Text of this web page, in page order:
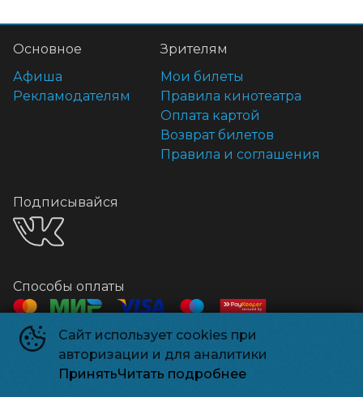
Сайт использует cookies при
авторизации и для аналитики
ПринятьЧитать подробнее
Основное
Афиша
Рекламодателям
Зрителям
Мои билеты
Правила кинотеатра
Оплата картой
Возврат билетов
Правила и соглашения
Подписывайся
Способы оплаты
Контакты
+7 918 541-18-18